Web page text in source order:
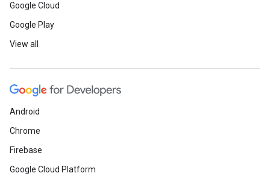
Google Cloud
Google Play
View all
Android
Chrome
Firebase
Google Cloud Platform